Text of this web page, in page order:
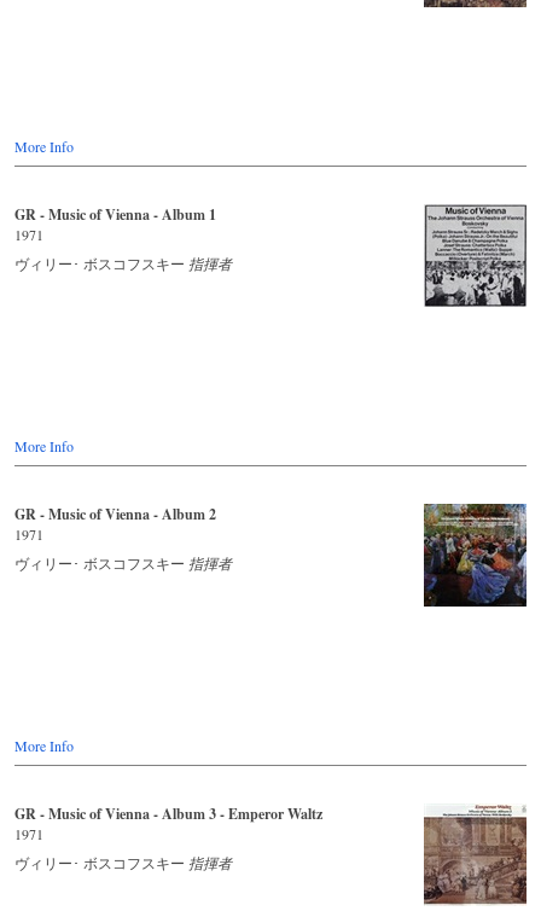
„Rumtata" höchste Kunstform.
Europas und ihre Damen (und die Wäschemädel in den Gassen dazu)
wiegten sich im völkerverbindenden und friedlichen Dreivierteltakt.
Niemand aber, niemand vorher, schrieb so schwungvolle und
hinreißend Tanzwalzer wie Johann Strauß-Sohn. Ihm, dem
More Info
GR - Music of Vienna - Album 1
1971
ヴィリー･ ボスコフスキー 指揮者
More Info
GR - Music of Vienna - Album 2
1971
ヴィリー･ ボスコフスキー 指揮者
More Info
GR - Music of Vienna - Album 3 - Emperor Waltz
1971
ヴィリー･ ボスコフスキー 指揮者